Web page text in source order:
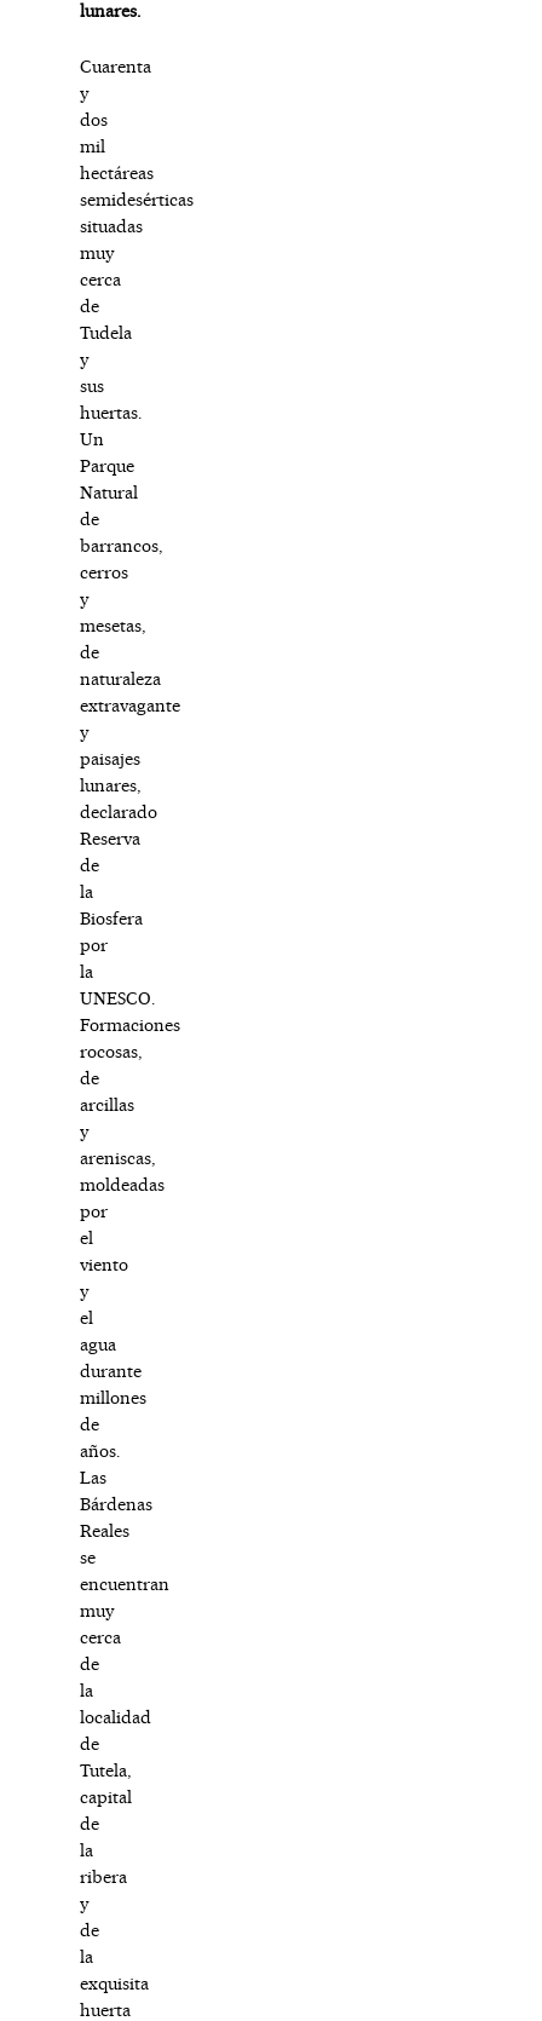
lunares.
Cuarenta
y
dos
mil
hectáreas
semidesérticas
situadas
muy
cerca
de
Tudela
y
sus
huertas.
Un
Parque
Natural
de
barrancos,
cerros
y
mesetas,
de
naturaleza
extravagante
y
paisajes
lunares,
declarado
Reserva
de
la
Biosfera
por
la
UNESCO.
Formaciones
rocosas,
de
arcillas
y
areniscas,
moldeadas
por
el
viento
y
el
agua
durante
millones
de
años.
Las
Bárdenas
Reales
se
encuentran
muy
cerca
de
la
localidad
de
Tutela,
capital
de
la
ribera
y
de
la
exquisita
huerta